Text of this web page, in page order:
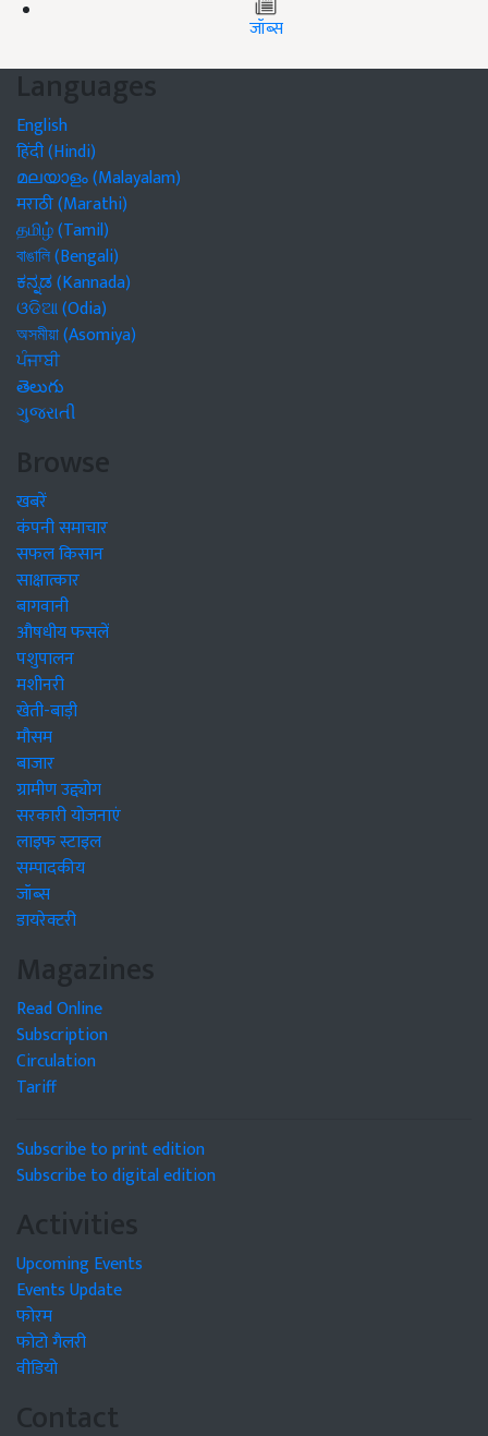
जॉब्स
Languages
English
हिंदी (Hindi)
മലയാളം (Malayalam)
मराठी (Marathi)
தமிழ் (Tamil)
বাঙালি (Bengali)
ಕನ್ನಡ (Kannada)
ଓଡିଆ (Odia)
অসমীয়া (Asomiya)
ਪੰਜਾਬੀ
తెలుగు
ગુજરાતી
Browse
खबरें
कंपनी समाचार
सफल किसान
साक्षात्कार
बागवानी
औषधीय फसलें
पशुपालन
मशीनरी
खेती-बाड़ी
मौसम
बाजार
ग्रामीण उद्द्योग
सरकारी योजनाएं
लाइफ स्टाइल
सम्पादकीय
जॉब्स
डायरेक्टरी
Magazines
Read Online
Subscription
Circulation
Tariff
Subscribe to print edition
Subscribe to digital edition
Activities
Upcoming Events
Events Update
फोरम
फोटो गैलरी
वीडियो
Contact